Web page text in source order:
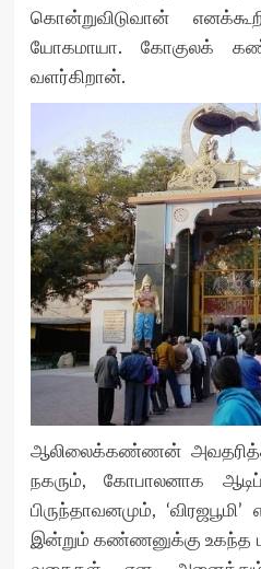
கொன்றுவிடுவான்
யோகமாயா. கோகுலக்
வளர்கிறான்.
ஆலிலைக்கண்ணன் அவதரித்த
நகரும், கோபாலனாக
பிருந்தாவனமும்,
இன்றும் கண்ணனுக்கு உகந்த